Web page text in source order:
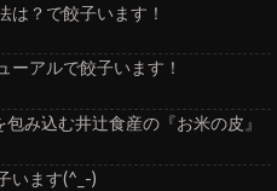
は？で餃子います！
ーアルで餃子います！
み込む井辻食産の『お米の皮』
います(^_-)